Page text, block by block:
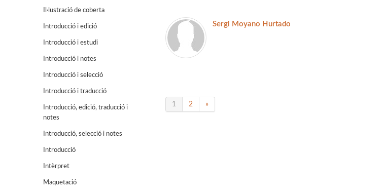
Il·lustració de coberta
Introducció i edició
Introducció i estudi
Introducció i notes
Introducció i selecció
Introducció i traducció
Introducció, edició, traducció i
notes
Introducció, selecció i notes
Introducció
Intèrpret
Maquetació
Sergi Moyano Hurtado
1 2 »